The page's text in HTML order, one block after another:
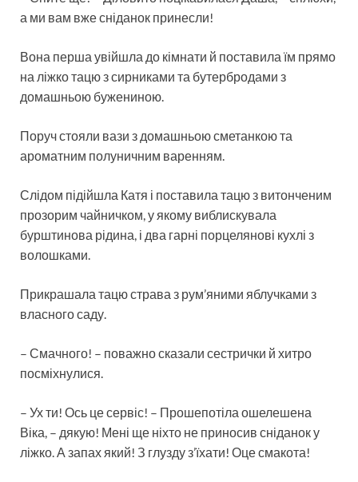
а ми вам вже сніданок принесли!
Вона перша увійшла до кімнати й поставила їм прямо
на ліжко тацю з сирниками та бутербродами з
домашньою бужениною.
Поруч стояли вази з домашньою сметанкою та
ароматним полуничним варенням.
Слідом підійшла Катя і поставила тацю з витонченим
прозорим чайничком, у якому виблискувала
бурштинова рідина, і два гарні порцелянові кухлі з
волошками.
Прикрашала тацю страва з рум’яними яблучками з
власного саду.
– Смачного! – поважно сказали сестрички й хитро
посміхнулися.
– Ух ти! Ось це сервіс! – Прошепотіла ошелешена
Віка, – дякую! Мені ще ніхто не приносив сніданок у
ліжко. А запах який! З глузду з’їхати! Оце смакота!